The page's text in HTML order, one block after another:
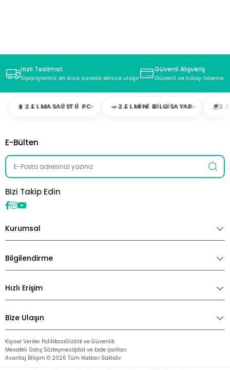
Hızlı Teslimat
Siparişleriniz en kısa sürede elinize ulaşır
Güvenli Alışveriş
Güvenli ve kolay ödeme
2.EL MASAÜSTÜ PC 2.EL MINI BILGISAYAR 2.EL
E-Bülten
Bizi Takip Edin
Kurumsal
Bilgilendirme
Hızlı Erişim
Bize Ulaşın
Avantaj Bilişim © 2026 Tüm Hakları Saklıdır
Kişisel Veriler PolitikasıGizlilik ve Güvenlik
Mesafeli Satış Sözleşmesiİptal ve İade Şartları